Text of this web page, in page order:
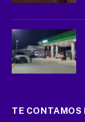
TE CONTAMOS